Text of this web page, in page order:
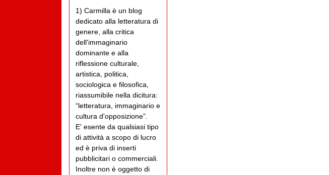
1) Carmilla è un blog
dedicato alla letteratura di
genere, alla critica
dell'immaginario
dominante e alla
riflessione culturale,
artistica, politica,
sociologica e filosofica,
riassumibile nella dicitura:
“letteratura, immaginario e
cultura d'opposizione”.
E' esente da qualsiasi tipo
di attività a scopo di lucro
ed è priva di inserti
pubblicitari o commerciali.
Inoltre non è oggetto di